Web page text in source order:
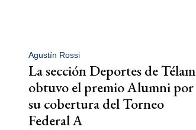
Agustín Rossi
La sección Deportes de Télam
obtuvo el premio Alumni por
su cobertura del Torneo
Federal A